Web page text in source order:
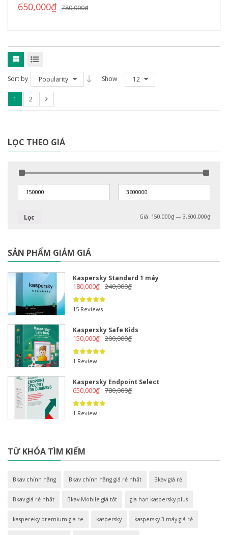
780,000₫
650,000₫
Sort by Popularity Show 12
1 2
LỌC THEO GIÁ
Lọc Giá: 150,000₫— 3,600,000₫
SẢN PHẨM GIẢM GIÁ
Kaspersky Standard 1 máy
240,000₫
180,000₫
15 Reviews
Kaspersky Safe Kids
200,000₫
150,000₫
1 Review
Kaspersky Endpoint Select
780,000₫
650,000₫
1 Review
TỪ KHÓA TÌM KIẾM
Bkav chính hãng Bkav chính hãng giá rẻ nhất Bkav giá rẻ
Bkav giá rẻ nhất Bkav Mobile giá tốt gia hạn kaspersky plus
kaspereky premium gia re kaspersky kaspersky 3 máy giá rẻ